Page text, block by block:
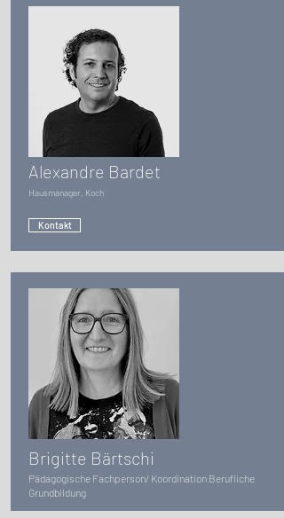
Alexandre Bardet
Hausmanager, Koch
Kontakt
Brigitte Bärtschi
Pädagogische Fachperson/ Koordination Berufliche
Grundbildung